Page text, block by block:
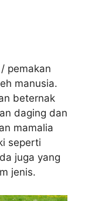
pemakan
manusia.
beternak
daging dan
mamalia
seperti
juga yang
jenis.